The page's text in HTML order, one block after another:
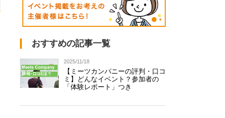
おすすめの記事一覧
2025/11/18
【ミーツカンパニーの評判・口コ
ミ】どんなイベント？参加者の
「体験レポート」つき